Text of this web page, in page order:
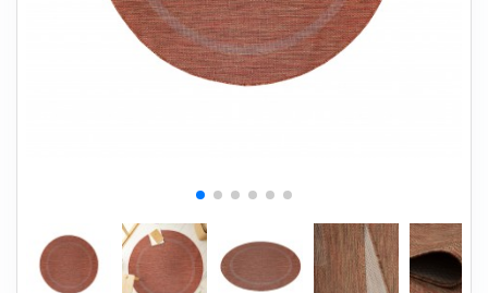
SPAR PENGE PÅ UDVALGTE VARER